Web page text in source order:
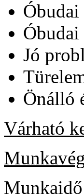
Óbudai
Óbudai
Jó
Önálló
Várható